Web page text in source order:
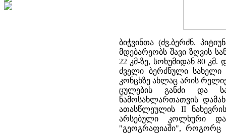
ბიჭვინთა (ძვ.ბერძნ.
მდებარეობს შავი ზღვის
22 კმ-ზე, სოხუმიდან 80
ძველი ბერძნული სახელი
კონცხზე ახლაც არის
ცულების განძი და
ნამოსახლართათვის
ათასწლეულის II
არსებული კოლხური
"გეოგრაფიაში", როგორც